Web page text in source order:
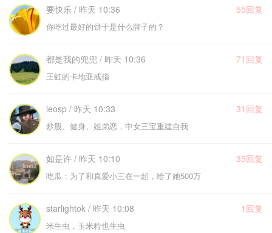
要快乐 / 昨天 10:36 55回复
你吃过最好的饼干是什么牌子的？
都是我的兜兜 / 昨天 10:36 71回复
王虹的卡地亚戒指
leosp / 昨天 10:33 31回复
炒股、健身、姐弟恋，中女三宝重建自我
如是许 / 昨天 10:10 35回复
吃瓜：为了和真爱小三在一起，给了她500万
starlightok / 昨天 10:08 1回复
米生虫，玉米粒也生虫